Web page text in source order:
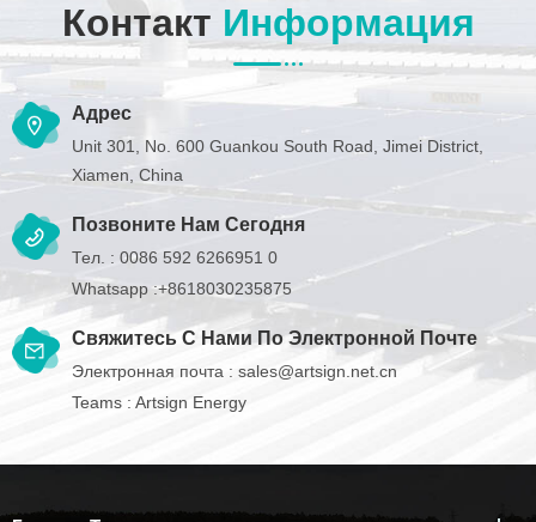
Контакт Информация
Адрес
Unit 301, No. 600 Guankou South Road, Jimei District,
Xiamen, China
Позвоните Нам Сегодня
Тел. : 0086 592 6266951 0
Whatsapp :+8618030235875
Свяжитесь С Нами По Электронной Почте
Электронная почта : sales@artsign.net.cn
Teams : Artsign Energy